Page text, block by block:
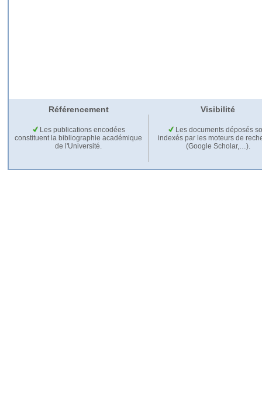
Référencement Visibilité
Les publications encodées
constituent la bibliographie académique
de l'Université.
Les documents déposés
indexés par les moteurs de
(Google Scholar,…).